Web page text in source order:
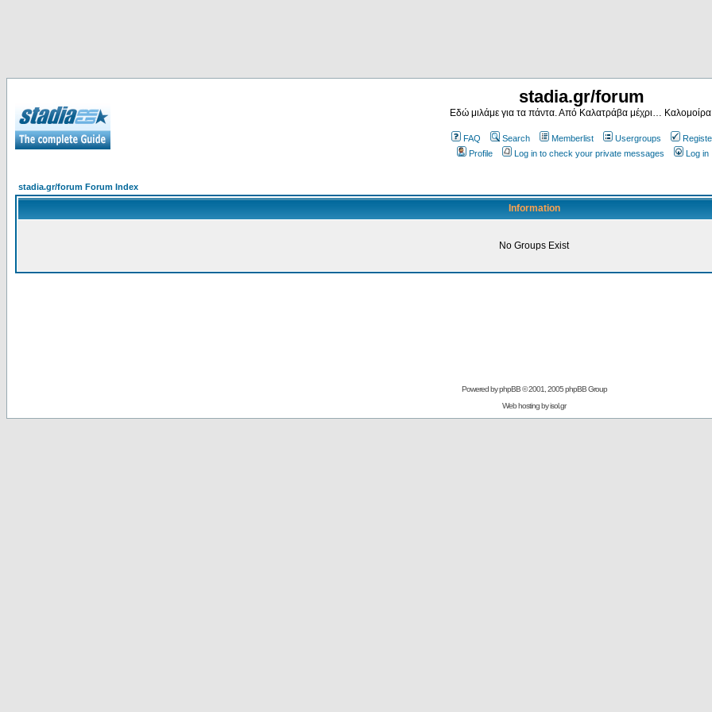
stadia.gr/forum
Εδώ μιλάμε για τα πάντα. Από Καλατράβα μέχρι…
FAQ Search Memberlist Usergroups
Profile
Log in to check your private messages Log in
stadia.gr/forum Forum Index
Information
No Groups Exist
Powered byphpBB© 2001, 2005 phpBB Group
Web hosting byisol.gr